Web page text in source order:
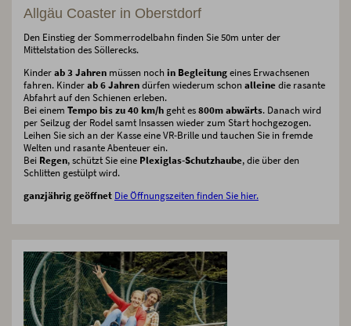
Allgäu Coaster in Oberstdorf
Den Einstieg der Sommerrodelbahn finden Sie 50m unter der
Mittelstation des Söllerecks.
Kinderab 3 Jahren müssen noch in Begleitungeines Erwachsenen
fahren. Kinderab 6 Jahrendürfen wiederum schon alleinedie rasante
Abfahrt auf den Schienen erleben.
Bei einem Tempo bis zu 40 km/h geht es800m abwärts. Danach wird
per Seilzug der Rodel samt Insassen wieder zum Start hochgezogen.
Leihen Sie sich an der Kasse eine VR-Brille und tauchen Sie in fremde
Welten und rasante Abenteuer ein.
Bei Regen, schützt Sie eine Plexiglas-Schutzhaube, die über den
Schlitten gestülpt wird.
ganzjährig geöffnet Die Öffnungszeiten finden Sie hier.